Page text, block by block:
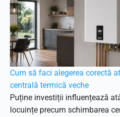
Cum să faci alegerea corectă
centrală termică veche
Puține investiții influențează
locuințe precum schimbarea